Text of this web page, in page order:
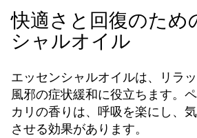
快適さと回復のため
シャルオイル
エッセンシャルオイルは、リラッ
風邪の症状緩和に役立ちます。
カリの香りは、呼吸を楽にし、
させる効果があります。